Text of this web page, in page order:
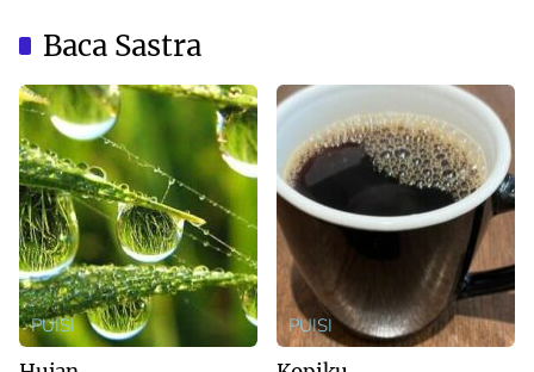
Baca Sastra
PUISI PUISI